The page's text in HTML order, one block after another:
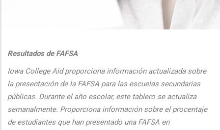
Resultados de FAFSA
Iowa College Aid proporciona información actualizada sobre
la presentación de la FAFSA para las escuelas secundarias
públicas. Durante el año escolar, este tablero se actualiza
semanalmente. Proporciona información sobre el procentaje
de estudiantes que han presentado una FAFSA en